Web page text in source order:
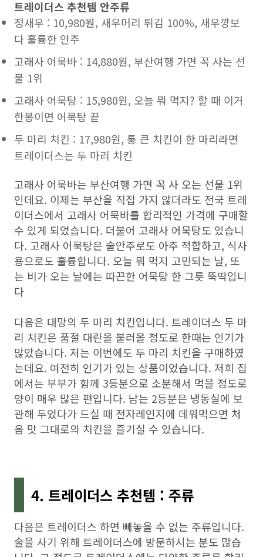
트레이더스 추천템 안주류
정새우 : 10,980원, 새우머리 튀김 100%, 새우깡보
다 훌륭한 안주
고래사 어묵바 : 14,880원, 부산여행 가면 꼭 사는 선
물 1위
고래사 어묵탕 : 15,980원, 오늘 뭐 먹지? 할 때 이거
한봉이면 어묵탕 끝
두 마리 치킨 : 17,980원, 통 큰 치킨이 한 마리라면
트레이더스는 두 마리 치킨
고래사 어묵바는 부산여행 가면 꼭 사 오는 선물 1위
인데요. 이제는 부산을 직접 가지 않더라도 전국 트레
이더스에서 고래사 어묵바를 합리적인 가격에 구매할
수 있게 되었습니다. 더불어 고래사 어묵탕도 있습니
다. 고래사 어묵탕은 술안주로도 아주 적합하고, 식사
용으로도 훌륭합니다. 오늘 뭐 먹지 고민되는 날, 또
는 비가 오는 날에는 따끈한 어묵탕 한 그릇 뚝딱입니
다
다음은 대망의 두 마리 치킨입니다. 트레이더스 두 마
리 치킨은 품절 대란을 불러올 정도로 한때는 인기가
많았습니다. 저는 이번에도 두 마리 치킨을 구매하였
는데요. 여전히 인기가 있는 상품이었습니다. 저희 집
에서는 부부가 함께 3등분으로 소분해서 먹을 정도로
양이 매우 많은 편입니다. 남는 2등분은 냉동실에 보
관해 두었다가 드실 때 전자레인지에 데워먹으면 처
음 맛 그대로의 치킨을 즐기실 수 있습니다.
4. 트레이더스 추천템 : 주류
다음은 트레이더스 하면 빼놓을 수 없는 주류입니다.
술을 사기 위해 트레이더스에 방문하시는 분도 많습